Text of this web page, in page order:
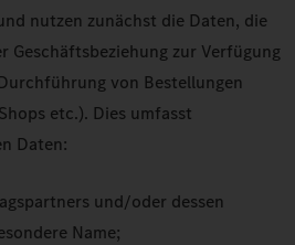
nutzen zunächst die Daten, die
Geschäftsbeziehung zur Verfügung
von Bestellungen
etc.). Dies umfasst
Daten:
und/oder dessen
Name;